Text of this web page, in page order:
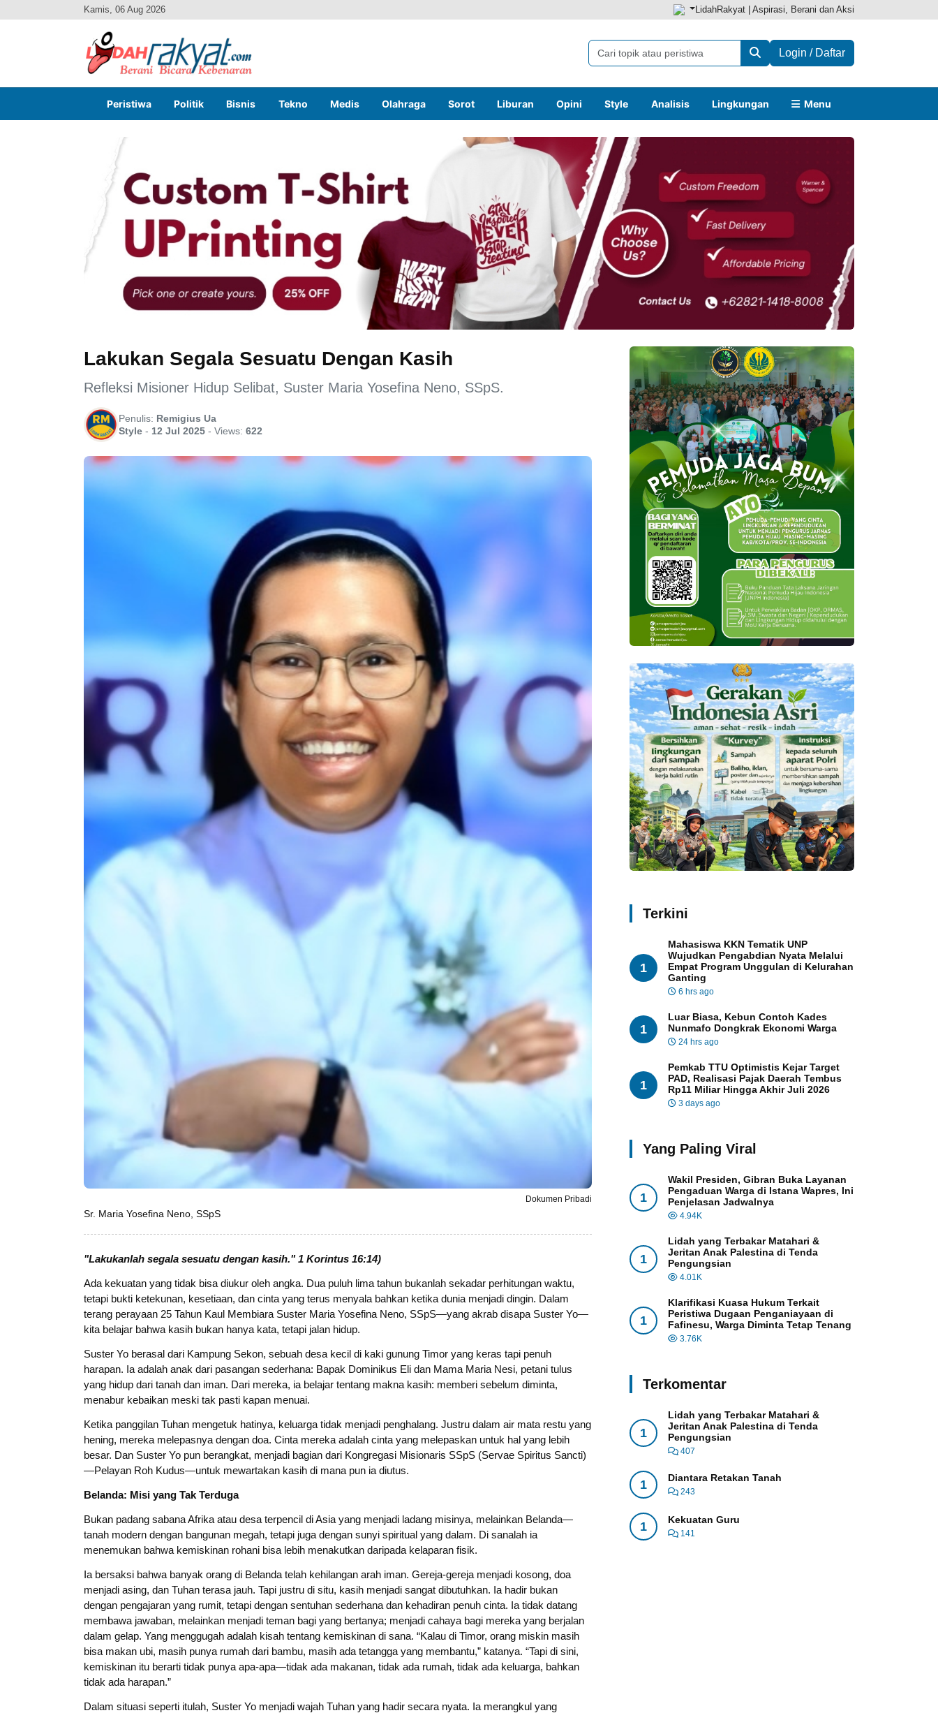
Kamis, 06 Aug 2026 LidahRakyat | Aspirasi, Berani dan Aksi
Login / Daftar
Peristiwa Politik Bisnis Tekno Medis Olahraga Sorot Liburan Opini Style Analisis Lingkungan Menu
Lakukan Segala Sesuatu Dengan Kasih
Refleksi Misioner Hidup Selibat, Suster Maria Yosefina Neno, SSpS.
Penulis: Remigius Ua
Style - 12 Jul 2025 - Views: 622
Dokumen Pribadi
Sr. Maria Yosefina Neno, SSpS
"Lakukanlah segala sesuatu dengan kasih."1 Korintus 16:14)
Ada kekuatan yang tidak bisa diukur oleh angka. Dua puluh lima tahun bukanlah sekadar perhitungan waktu,
tetapi bukti ketekunan, kesetiaan, dan cinta yang terus menyala bahkan ketika dunia menjadi dingin. Dalam
terang perayaan 25 Tahun Kaul Membiara Suster Maria Yosefina Neno, SSpS—yang akrab disapa Suster Yo—
kita belajar bahwa kasih bukan hanya kata, tetapi jalan hidup.
Suster Yo berasal dari Kampung Sekon, sebuah desa kecil di kaki gunung Timor yang keras tapi penuh
harapan. Ia adalah anak dari pasangan sederhana: Bapak Dominikus Eli dan Mama Maria Nesi, petani tulus
yang hidup dari tanah dan iman. Dari mereka, ia belajar tentang makna kasih: memberi sebelum diminta,
menabur kebaikan meski tak pasti kapan menuai.
Ketika panggilan Tuhan mengetuk hatinya, keluarga tidak menjadi penghalang. Justru dalam air mata restu yang
hening, mereka melepasnya dengan doa. Cinta mereka adalah cinta yang melepaskan untuk hal yang lebih
besar. Dan Suster Yo pun berangkat, menjadi bagian dari Kongregasi Misionaris SSpS (Servae Spiritus Sancti)
—Pelayan Roh Kudus—untuk mewartakan kasih di mana pun ia diutus.
Belanda: Misi yang Tak Terduga
Bukan padang sabana Afrika atau desa terpencil di Asia yang menjadi ladang misinya, melainkan Belanda—
tanah modern dengan bangunan megah, tetapi juga dengan sunyi spiritual yang dalam. Di sanalah ia
menemukan bahwa kemiskinan rohani bisa lebih menakutkan daripada kelaparan fisik.
Ia bersaksi bahwa banyak orang di Belanda telah kehilangan arah iman. Gereja-gereja menjadi kosong, doa
menjadi asing, dan Tuhan terasa jauh. Tapi justru di situ, kasih menjadi sangat dibutuhkan. Ia hadir bukan
dengan pengajaran yang rumit, tetapi dengan sentuhan sederhana dan kehadiran penuh cinta. Ia tidak datang
membawa jawaban, melainkan menjadi teman bagi yang bertanya; menjadi cahaya bagi mereka yang berjalan
dalam gelap. Yang menggugah adalah kisah tentang kemiskinan di sana. “Kalau di Timor, orang miskin masih
bisa makan ubi, masih punya rumah dari bambu, masih ada tetangga yang membantu,” katanya. “Tapi di sini,
kemiskinan itu berarti tidak punya apa-apa—tidak ada makanan, tidak ada rumah, tidak ada keluarga, bahkan
tidak ada harapan.”
Dalam situasi seperti itulah, Suster Yo menjadi wajah Tuhan yang hadir secara nyata. Ia merangkul yang
Terkini
1
Mahasiswa KKN Tematik UNP
Wujudkan Pengabdian Nyata Melalui
Empat Program Unggulan di Kelurahan
Ganting
6 hrs ago
1
Luar Biasa, Kebun Contoh Kades
Nunmafo Dongkrak Ekonomi Warga
24 hrs ago
1
Pemkab TTU Optimistis Kejar Target
PAD, Realisasi Pajak Daerah Tembus
Rp11 Miliar Hingga Akhir Juli 2026
3 days ago
Yang Paling Viral
1
Wakil Presiden, Gibran Buka Layanan
Pengaduan Warga di Istana Wapres, Ini
Penjelasan Jadwalnya
4.94K
1
Lidah yang Terbakar Matahari &
Jeritan Anak Palestina di Tenda
Pengungsian
4.01K
1
Klarifikasi Kuasa Hukum Terkait
Peristiwa Dugaan Penganiayaan di
Fafinesu, Warga Diminta Tetap Tenang
3.76K
Terkomentar
1
Lidah yang Terbakar Matahari &
Jeritan Anak Palestina di Tenda
Pengungsian
407
1 Diantara Retakan Tanah
243
1 Kekuatan Guru
141